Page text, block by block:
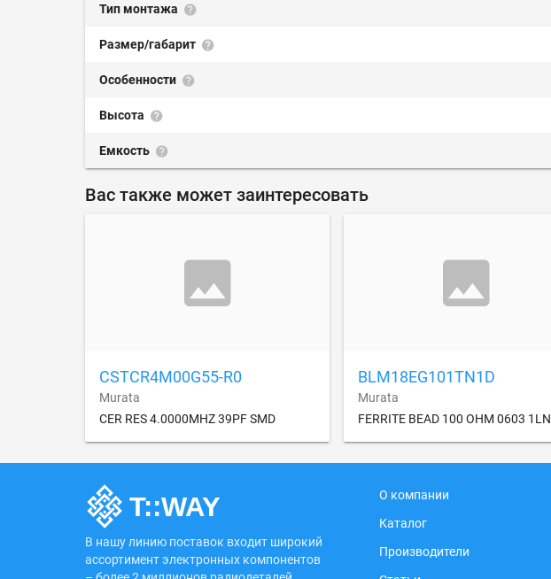
Тип монтажа
Размер/габарит
Особенности
Высота
Емкость
Вас также может заинтересовать
CSTCR4M00G55-R0
Murata
CER RES 4.0000MHZ 39PF SMD
BLM18EG101TN1D
Murata
FERRITE BEAD 100 OHM 0603 1LN
В нашу линию поставок входит широкий
ассортимент электронных компонентов
О компании
Каталог
Производители